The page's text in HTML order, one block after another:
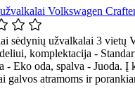
Volkswagen
sėdynių užvalkalai 3 vietų
komplektacija -
- Eko oda, spalva - Juoda. Į
galvos atramoms ir